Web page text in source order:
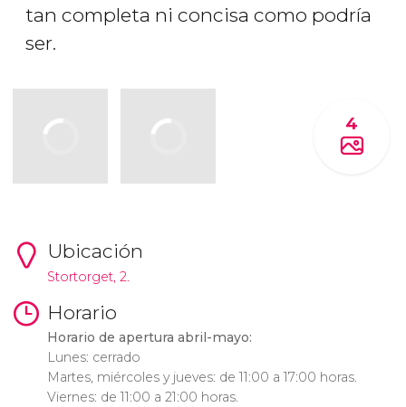
tan completa ni concisa como podría
ser.
4
Ubicación
Stortorget, 2.
Horario
Horario de apertura abril-mayo:
Lunes: cerrado
Martes, miércoles y jueves: de 11:00 a 17:00 horas.
Viernes: de 11:00 a 21:00 horas.